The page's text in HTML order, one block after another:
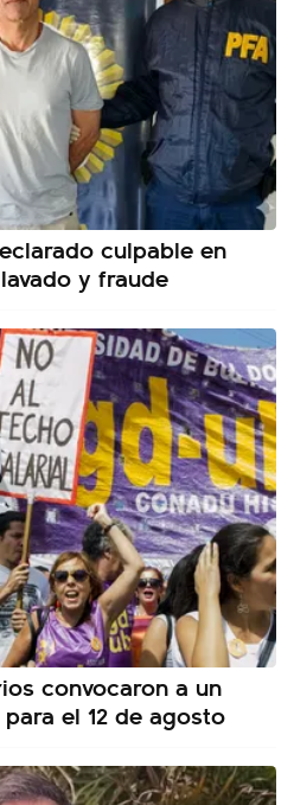
culpable en
y fraude
convocaron a un
el 12 de agosto